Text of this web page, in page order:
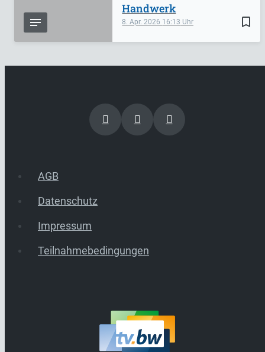
bookmark_border
8. Apr. 2026 16:13
Handwerk
AGB
Datenschutz
Impressum
Teilnahmebedingungen